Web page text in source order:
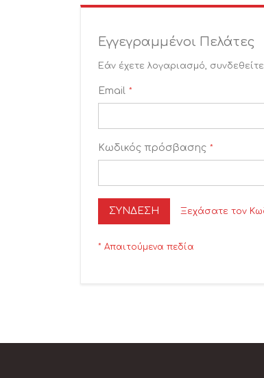
Εγγεγραμμένοι Πελάτες
Εάν έχετε λογαριασμό,
Email
Κωδικός πρόσβασης
ΣΎΝΔΕΣΗ Ξεχάσατε τον